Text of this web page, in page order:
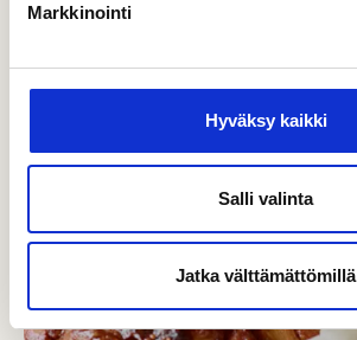
Markkinointi
Hyväksy kaikki
Salli valinta
Jatka välttämättömillä